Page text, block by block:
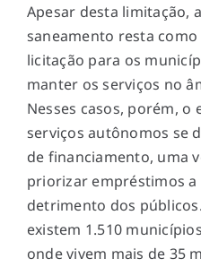
Apesar desta limitação,
saneamento resta
licitação para os
manter os serviços no
Nesses casos, porém,
serviços autônomos se
de financiamento, uma
priorizar empréstimos a
detrimento dos
existem 1.510
onde vivem mais de 35